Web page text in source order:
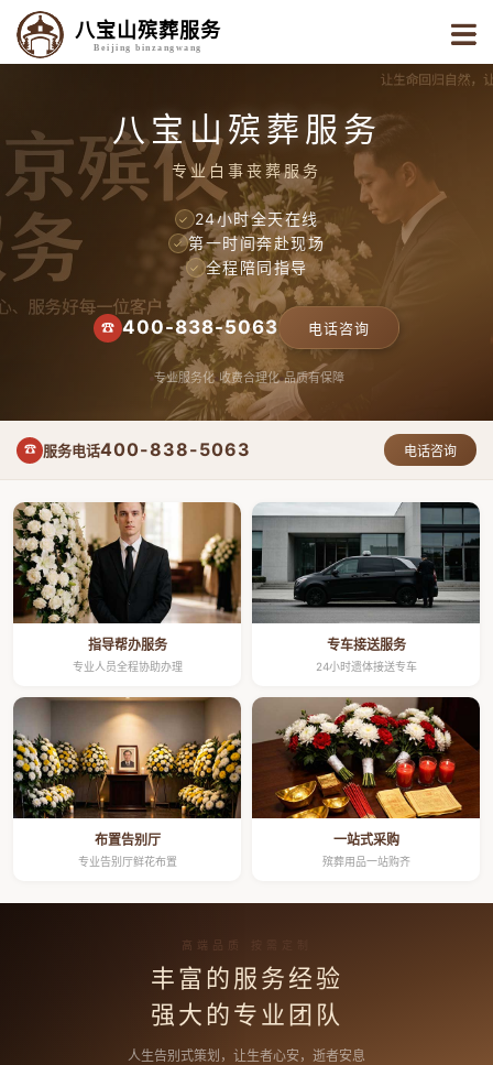
八宝山殡葬服务
Beijing binzangwang
八宝山殡葬服务
专业白事丧葬服务
✓ 24小时全天在线
✓ 第一时间奔赴现场
✓ 全程陪同指导
☎ 400-838-5063 电话咨询
专业服务化 收费合理化 品质有保障
☎ 服务电话400-838-5063 电话咨询
指导帮办服务
专业人员全程协助办理
专车接送服务
24小时遗体接送专车
布置告别厅
专业告别厅鲜花布置
一站式采购
殡葬用品一站购齐
高端品质 按需定制
丰富的服务经验
强大的专业团队
人生告别式策划，让生者心安，逝者安息